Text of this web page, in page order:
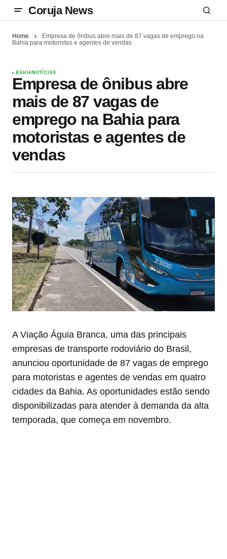
Coruja News
Home
Empresa de ônibus abre mais de 87 vagas de emprego na
Bahia para motoristas e agentes de vendas
BAHIANOTÍCIAS
Empresa de ônibus abre
mais de 87 vagas de
emprego na Bahia para
motoristas e agentes de
vendas
A Viação Águia Branca, uma das principais
empresas de transporte rodoviário do Brasil,
anunciou oportunidade de 87 vagas de emprego
para motoristas e agentes de vendas em quatro
cidades da Bahia. As oportunidades estão sendo
disponibilizadas para atender à demanda da alta
temporada, que começa em novembro.